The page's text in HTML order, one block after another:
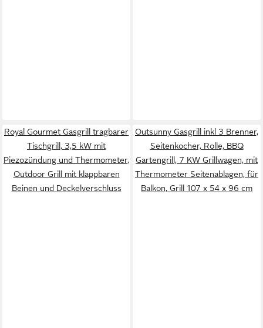
Royal Gourmet Gasgrill tragbarer
Tischgrill, 3,5 kW mit
Piezozündung und Thermometer,
Outdoor Grill mit klappbaren
Beinen und Deckelverschluss
Outsunny Gasgrill inkl 3 Brenner,
Seitenkocher, Rolle, BBQ
Gartengrill, 7 KW Grillwagen, mit
Thermometer Seitenablagen, für
Balkon, Grill 107 x 54 x 96 cm